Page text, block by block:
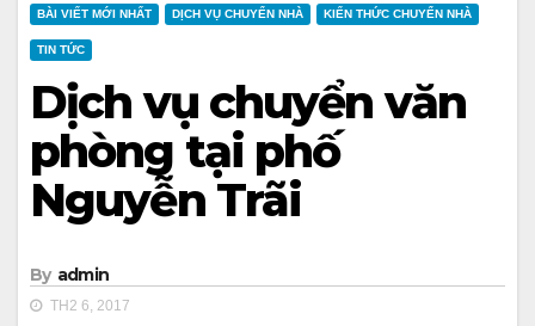
BÀI VIẾT MỚI NHẤT DỊCH VỤ CHUYỂN NHÀ KIẾN THỨC CHUYỂN NHÀ
TIN TỨC
Dịch vụ chuyển văn
phòng tại phố
Nguyễn Trãi
By admin
TH2 6, 2017